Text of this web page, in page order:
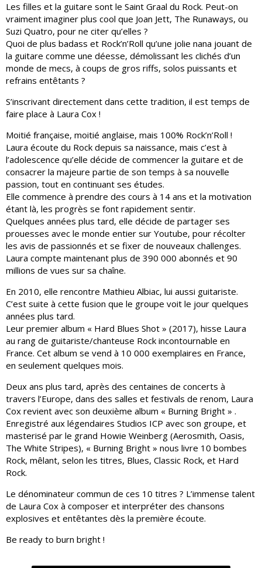
Les filles et la guitare sont le Saint Graal du Rock. Peut-on
vraiment imaginer plus cool que Joan Jett, The Runaways, ou
Suzi Quatro, pour ne citer qu’elles ?
Quoi de plus badass et Rock’n’Roll qu’une jolie nana jouant de
la guitare comme une déesse, démolissant les clichés d’un
monde de mecs, à coups de gros riffs, solos puissants et
refrains entêtants ?
S’inscrivant directement dans cette tradition, il est temps de
faire place à Laura Cox !
Moitié française, moitié anglaise, mais 100% Rock’n’Roll !
Laura écoute du Rock depuis sa naissance, mais c’est à
l’adolescence qu’elle décide de commencer la guitare et de
consacrer la majeure partie de son temps à sa nouvelle
passion, tout en continuant ses études.
Elle commence à prendre des cours à 14 ans et la motivation
étant là, les progrès se font rapidement sentir.
Quelques années plus tard, elle décide de partager ses
prouesses avec le monde entier sur Youtube, pour récolter
les avis de passionnés et se fixer de nouveaux challenges.
Laura compte maintenant plus de 390 000 abonnés et 90
millions de vues sur sa chaîne.
En 2010, elle rencontre Mathieu Albiac, lui aussi guitariste.
C’est suite à cette fusion que le groupe voit le jour quelques
années plus tard.
Leur premier album « Hard Blues Shot » (2017), hisse Laura
au rang de guitariste/chanteuse Rock incontournable en
France. Cet album se vend à 10 000 exemplaires en France,
en seulement quelques mois.
Deux ans plus tard, après des centaines de concerts à
travers l’Europe, dans des salles et festivals de renom, Laura
Cox revient avec son deuxième album « Burning Bright » .
Enregistré aux légendaires Studios ICP avec son groupe, et
masterisé par le grand Howie Weinberg (Aerosmith, Oasis,
The White Stripes), « Burning Bright » nous livre 10 bombes
Rock, mêlant, selon les titres, Blues, Classic Rock, et Hard
Rock.
Le dénominateur commun de ces 10 titres ? L’immense talent
de Laura Cox à composer et interpréter des chansons
explosives et entêtantes dès la première écoute.
Be ready to burn bright !